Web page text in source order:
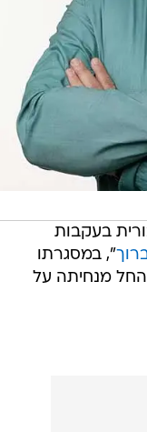
בעקבות
מנחיתה על